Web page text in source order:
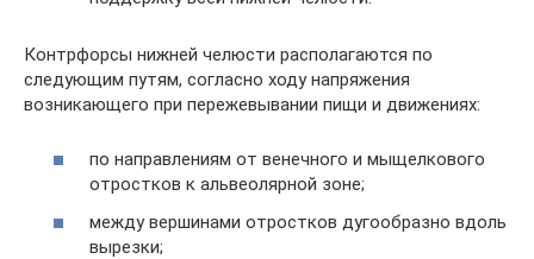
Контрфорсы нижней челюсти располагаются по
следующим путям, согласно ходу напряжения
возникающего при пережевывании пищи и движениях:
по направлениям от венечного и мыщелкового
отростков к альвеолярной зоне;
между вершинами отростков дугообразно вдоль
вырезки;